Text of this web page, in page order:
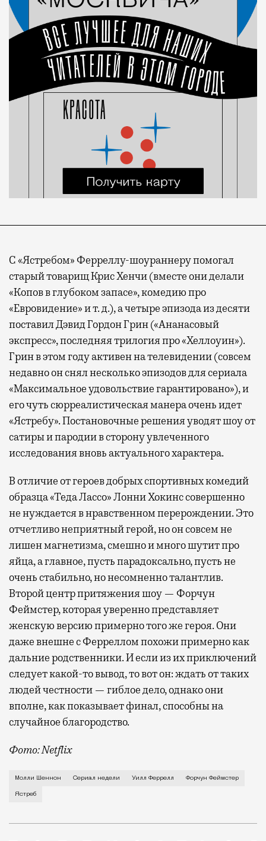
С «Ястребом» Ферреллу-шоураннеру помогал
старый товарищ Крис Хенчи (вместе они делали
«Копов в глубоком запасе», комедию про
«Евровидение» и т. д.), а четыре эпизода из десяти
поставил Дэвид Гордон Грин («Ананасовый
экспресс», последняя трилогия про «Хеллоуин»).
Грин в этом году активен на телевидении (совсем
недавно он снял несколько эпизодов для сериала
«Максимальное удовольствие гарантировано»), и
его чуть сюрреалистическая манера очень идет
«Ястребу». Постановочные решения уводят шоу от
сатиры и пародии в сторону увлеченного
исследования вновь актуального характера.
В отличие от героев добрых спортивных комедий
образца «Теда Лассо» Лонни Хокинс совершенно
не нуждается в нравственном перерождении. Это
отчетливо неприятный герой, но он совсем не
лишен магнетизма, смешно и много шутит про
яйца, а главное, пусть парадоксально, пусть не
очень стабильно, но несомненно талантлив.
Второй центр притяжения шоу — Форчун
Феймстер, которая уверенно представляет
женскую версию примерно того же героя. Они
даже внешне с Ферреллом похожи примерно как
дальние родственники. И если из их приключений
следует какой-то вывод, то вот он: ждать от таких
людей честности — гиблое дело, однако они
вполне, как показывает финал, способны на
случайное благородство.
Фото: Netflix
Когда-то Лонни Хокинс (Уилл Феррелл) был
Молли Шеннон Сериал недели Уилл Феррелл Форчун Феймстер
Ястреб